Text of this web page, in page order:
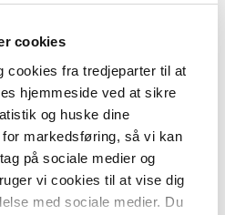
cookies
cookies fra tredjeparter til at
hjemmeside ved at sikre
og huske dine
markedsføring, så vi kan
på sociale medier og
vi cookies til at vise dig
med sociale medier. Du
læse- og staveudvikling
at lektier bliver en plage
spørgsmål om